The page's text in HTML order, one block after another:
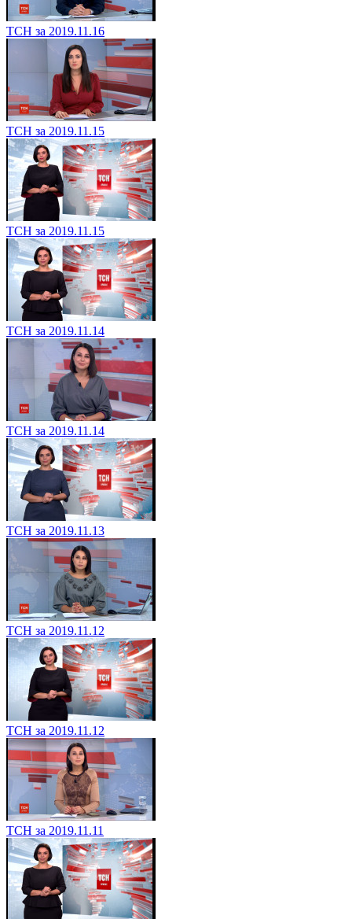
ТСН за 2019.11.16
ТСН за 2019.11.15
ТСН за 2019.11.15
ТСН за 2019.11.14
ТСН за 2019.11.14
ТСН за 2019.11.13
ТСН за 2019.11.12
ТСН за 2019.11.12
ТСН за 2019.11.11